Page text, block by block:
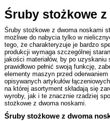
śruby do
Śruby stożkowe
Śruby stożkowe z dwoma noskami
możliwe do nabycia tylko w
tego, że charakteryzuje je bardzo
produkcji wymaga szczególnej
jakości materiałów, by po uzyskaniu
prawidłowo pełnić swoją funkcję,
elementy maszyn przed
opisywanych artykułów
na której asortyment składają się
wyroby, jak i te znacznie rzadziej
stożkowe z dwoma noskami.
Śruby stożkowe z dwoma